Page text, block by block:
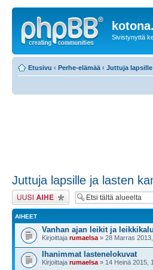
Sivistynyttä
Etusivu ‹ Perhe-elämää ‹ Juttuja
Juttuja lapsille ja lasten
Lähetä uusi viesti
AIHEET
Vanhan ajan leikit ja
Kirjoittaja rumaelsa » 28 Marras
Ihanimmat lastenelokuvat
Kirjoittaja rumaelsa » 14 Heinä 2015,